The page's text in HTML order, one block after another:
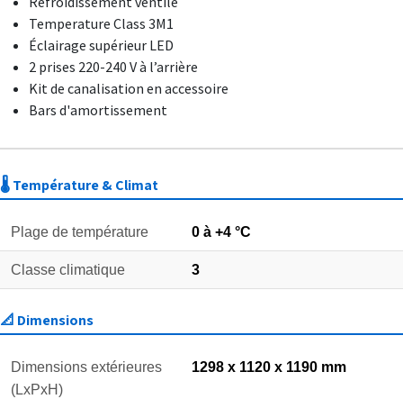
Temperature Class 3M1
Éclairage supérieur LED
2 prises 220-240 V à l’arrière
Kit de canalisation en accessoire
Bars d'amortissement
🌡️ Température & Climat
Plage de température 0 à +4 °C
Classe climatique 3
📐 Dimensions
Dimensions extérieures
(LxPxH)
1298 x 1120 x 1190 mm